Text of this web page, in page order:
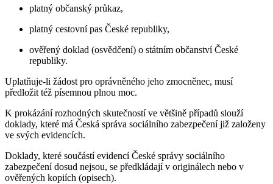
platný občanský průkaz,
platný cestovní pas České republiky,
ověřený doklad (osvědčení) o státním občanství České
republiky.
Uplatňuje-li žádost pro oprávněného jeho zmocněnec, musí
předložit též písemnou plnou moc.
K prokázání rozhodných skutečností ve většině případů slouží
doklady, které má Česká správa sociálního zabezpečení již založeny
ve svých evidencích.
Doklady, které součástí evidencí České správy sociálního
zabezpečení dosud nejsou, se předkládají v originálech nebo v
ověřených kopiích (opisech).